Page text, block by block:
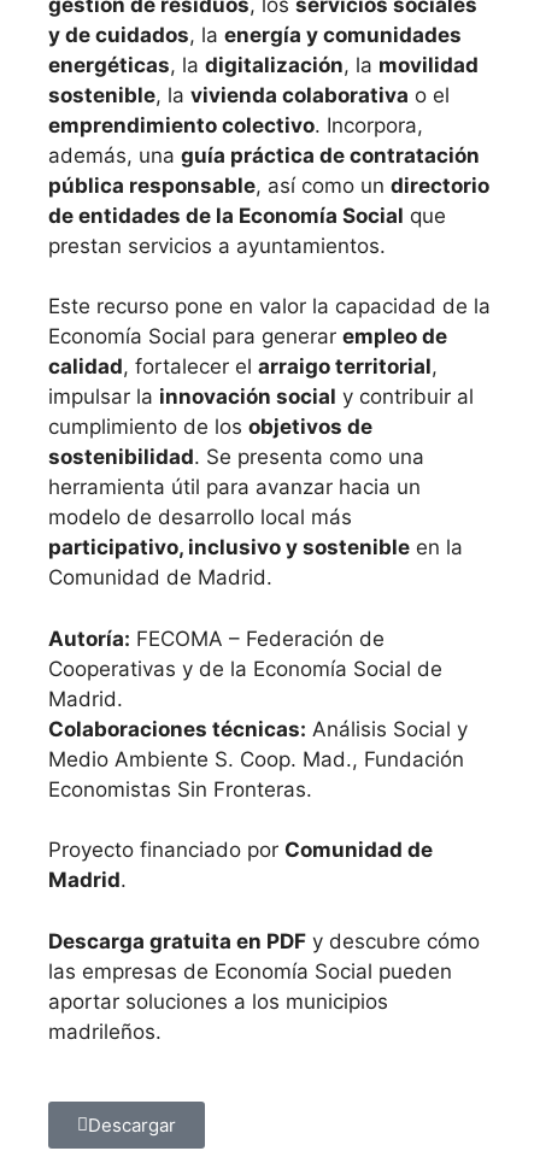
y de cuidados, la energía y comunidades
energéticas, la digitalización, la movilidad
sostenible, la vivienda colaborativa o el
emprendimiento colectivo. Incorpora,
además, una guía práctica de contratación
pública responsable, así como un directorio
de entidades de la Economía Social que
prestan servicios a ayuntamientos.
Este recurso pone en valor la capacidad de la
Economía Social para generar empleo de
calidad, fortalecer el arraigo territorial,
impulsar la innovación social y contribuir al
cumplimiento de los objetivos de
sostenibilidad. Se presenta como una
herramienta útil para avanzar hacia un
modelo de desarrollo local más
participativo, inclusivo y sostenible en la
Comunidad de Madrid.
Autoría: FECOMA – Federación de
Cooperativas y de la Economía Social de
Madrid.
Colaboraciones técnicas: Análisis Social y
Medio Ambiente S. Coop. Mad., Fundación
Economistas Sin Fronteras.
Proyecto financiado por Comunidad de
Madrid.
Descarga gratuita en PDF y descubre cómo
las empresas de Economía Social pueden
aportar soluciones a los municipios
madrileños.
Descargar